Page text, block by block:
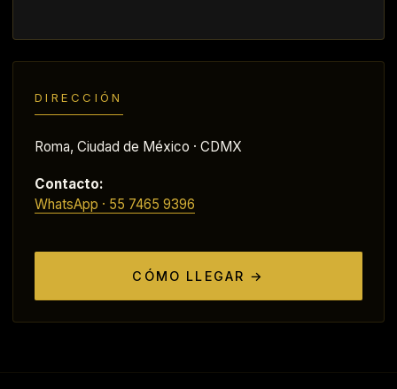
DIRECCIÓN
Roma, Ciudad de México · CDMX
Contacto:
WhatsApp · 55 7465 9396
CÓMO LLEGAR →